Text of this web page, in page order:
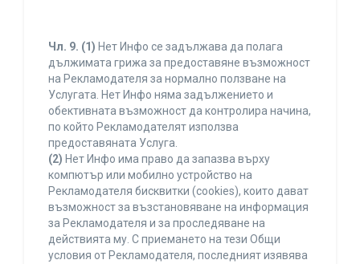
Чл. 9. (1) Нет Инфо се задължава да полага
дължимата грижа за предоставяне възможност
на Рекламодателя за нормално ползване на
Услугата. Нет Инфо няма задължението и
обективната възможност да контролира начина,
по който Рекламодателят използва
предоставяната Услуга.
(2) Нет Инфо има право да запазва върху
компютър или мобилно устройство на
Рекламодателя бисквитки (cookies), които дават
възможност за възстановяване на информация
за Рекламодателя и за проследяване на
действията му. С приемането на тези Общи
условия от Рекламодателя, последният изявява